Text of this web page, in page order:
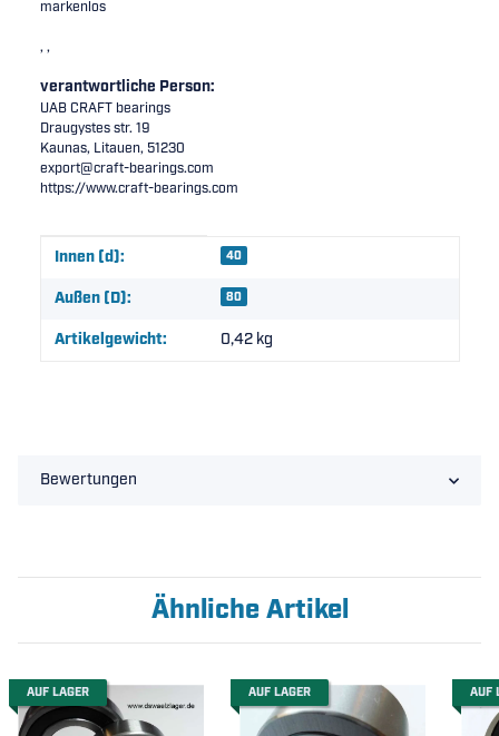
markenlos
, ,
verantwortliche Person:
UAB CRAFT bearings
Draugystes str. 19
Kaunas, Litauen, 51230
export@craft-bearings.com
https://www.craft-bearings.com
Produkteigenschaft
Wert
Innen (d): 40
Außen (D): 80
Artikelgewicht: 0,42 kg
Bewertungen
Ähnliche Artikel
AUF LAGER AUF LAGER AUF